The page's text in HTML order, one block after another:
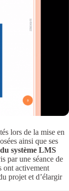
lors de la mise en
ainsi que ses
système LMS
par une séance de
ont activement
projet et d’élargir